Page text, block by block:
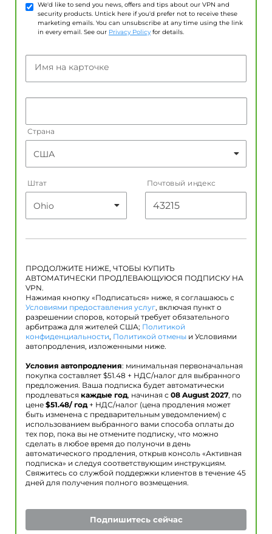
We'd like to send you news, offers and tips about our VPN and
security products. Untick here if you'd prefer not to receive these
marketing emails. You can unsubscribe at any time using the link
in every email. See our Privacy Policy for details.
Имя на карточке
Страна
Штат Почтовый индекс
ПРОДОЛЖИТЕ НИЖЕ, ЧТОБЫ КУПИТЬ
АВТОМАТИЧЕСКИ ПРОДЛЕВАЮЩУЮСЯ ПОДПИСКУ НА
VPN.
Нажимая кнопку «Подписаться» ниже, я соглашаюсь с
Условиями предоставления услуг, включая пункт о
разрешении споров, который требует обязательного
арбитража для жителей США; Политикой
конфиденциальности, Политикой отмены и Условиями
автопродления, изложенными ниже.
Условия автопродления: минимальная первоначальная
покупка составляет $51.48 + НДС/налог для выбранного
предложения. Ваша подписка будет автоматически
продлеваться каждые год, начиная с 08 August 2027, по
цене $51.48/ год+ НДС/налог (цена продления может
быть изменена с предварительным уведомлением) с
использованием выбранного вами способа оплаты до
тех пор, пока вы не отмените подписку, что можно
сделать в любое время до полуночи в день
автоматического продления, открыв консоль «Активная
подписка» и следуя соответствующим инструкциям.
Свяжитесь со службой поддержки клиентов в течение 45
дней для получения полного возмещения.
Подпишитесь сейчас